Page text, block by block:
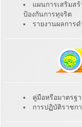
แผนการเสริมส
ป้องกันการทุจริต
รายงานผลการ
คู่มือหรือมาตรฐ
การปฏิบัติราชก